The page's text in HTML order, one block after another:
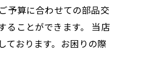
予算に合わせての部品交
ることができます。 当店
ております。お困りの際